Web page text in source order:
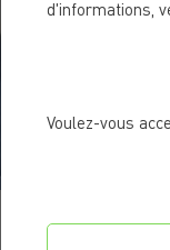
d'informations,
Voulez-vous